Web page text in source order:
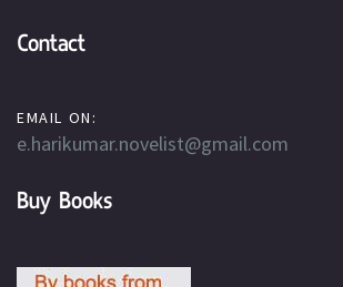
Contact
EMAIL ON:
e.harikumar.novelist@gmail.com
Buy Books